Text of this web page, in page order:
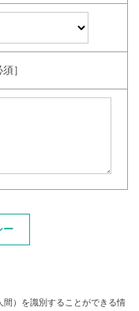
］
ー
）を識別することができる情